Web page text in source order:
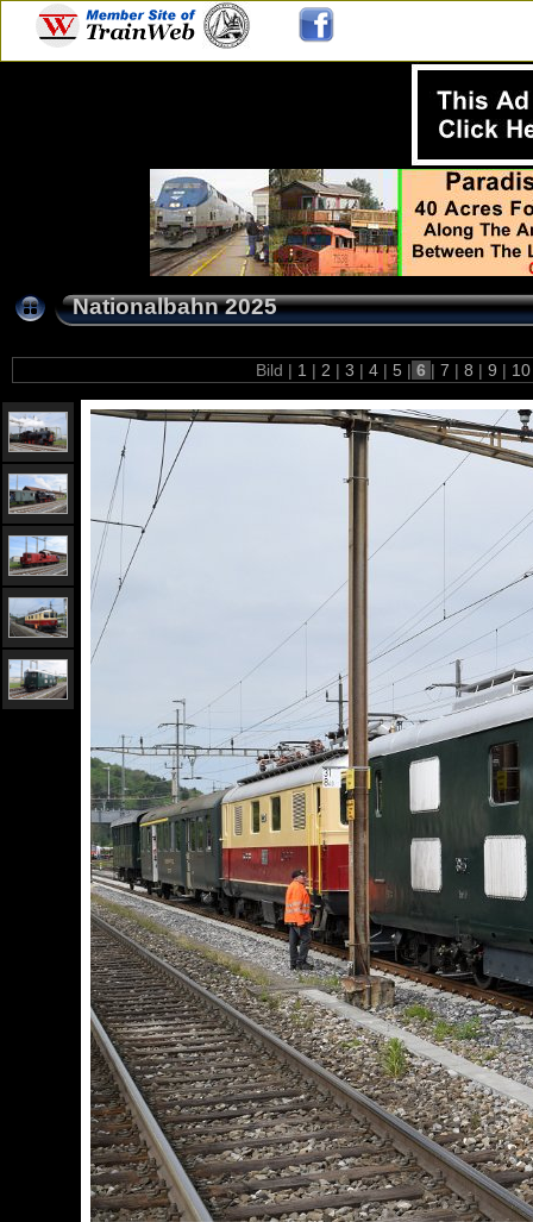
Nationalbahn 2025
Bild | 1 | 2 | 3 | 4 | 5 | 6 | 7 | 8 | 9 |